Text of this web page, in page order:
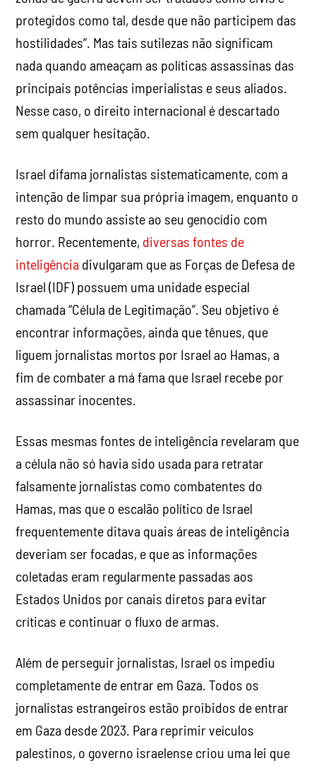
Nesse caso, o direito internacional é descartado
sem qualquer hesitação.
Israel difama jornalistas sistematicamente, com a
intenção de limpar sua própria imagem, enquanto o
resto do mundo assiste ao seu genocídio com
inteligênciadivulgaram que as Forças de Defesa de
Israel (IDF) possuem uma unidade especial
chamada “Célula de Legitimação”. Seu objetivo é
encontrar informações, ainda que tênues, que
liguem jornalistas mortos por Israel ao Hamas, a
fim de combater a má fama que Israel recebe por
assassinar inocentes.
Essas mesmas fontes de inteligência revelaram que
a célula não só havia sido usada para retratar
falsamente jornalistas como combatentes do
frequentemente ditava quais áreas de inteligência
deveriam ser focadas, e que as informações
coletadas eram regularmente passadas aos
Estados Unidos por canais diretos para evitar
críticas e continuar o fluxo de armas.
Além de perseguir jornalistas, Israel os impediu
completamente de entrar em Gaza. Todos os
jornalistas estrangeiros estão proibidos de entrar
palestinos, o governo israelense criou uma lei que
permite o fechamento de veículos de comunicação
considerados uma ameaça ao Estado, conhecida
como “Lei Al Jazeera”, que foi usada parafechar a Al
Jazeerana Cisjordânia. Essas medidas não visam a